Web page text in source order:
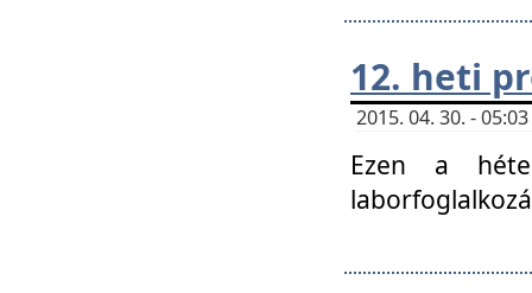
12. heti
2015. 04. 30. -
Ezen a